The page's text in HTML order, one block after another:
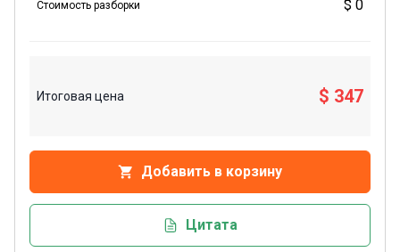
Стоимость разборки $ 0
Итоговая цена $ 347
Добавить в корзину
Цитата